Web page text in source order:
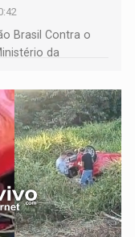
Brasil Contra o
da